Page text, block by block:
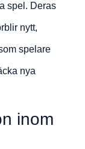
spel. Deras
nytt,
spelare
nya
inom